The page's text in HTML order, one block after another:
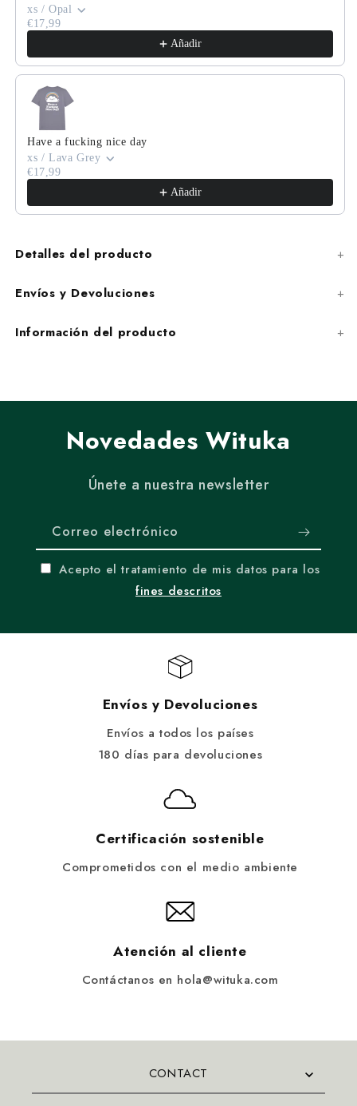
xs / Opal
€17,99
Añadir
Have a fucking nice day
xs / Lava Grey
€17,99
Añadir
Detalles del producto
Envíos y Devoluciones
Información del producto
Novedades Wituka
Únete a nuestra newsletter
Correo electrónico
Acepto el tratamiento de mis datos para los
fines descritos
Envíos y Devoluciones
Envíos a todos los países
180 días para devoluciones
Certificación sostenible
Comprometidos con el medio ambiente
Atención al cliente
Contáctanos en hola@wituka.com
CONTACT